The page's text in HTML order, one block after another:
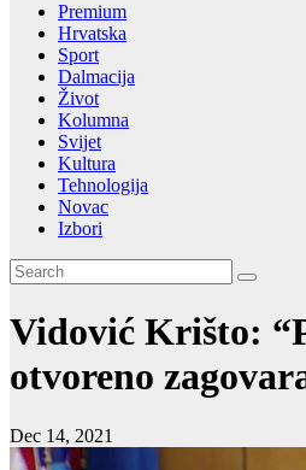
Premium
Hrvatska
Sport
Dalmacija
Život
Kolumna
Svijet
Kultura
Tehnologija
Novac
Izbori
Vidović Krišto:
otvoreno
Dec 14, 2021